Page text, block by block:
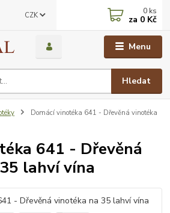
Menu
CZK
Hledat
0 ks
za 0 Kč
Domácí vinotéka 641 - Dřevěná vinotéka
641 - Dřevěná
lahví vína